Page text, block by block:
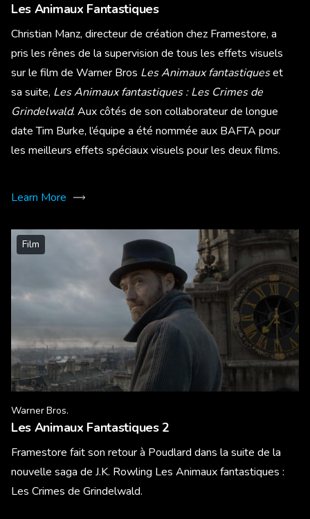
Les Animaux Fantastiques
Christian Manz, directeur de création chez Framestore, a
pris les rênes de la supervision de tous les effets visuels
sur le film de Warner Bros Les Animaux fantastiqueset
sa suite, Les Animaux fantastiques : Les Crimes de
Grindelwald. Aux côtés de son collaborateur de longue
date Tim Burke, l’équipe a été nommée aux BAFTA pour
les meilleurs effets spéciaux visuels pour les deux films.
Learn More
Film
Warner Bros.
Les Animaux Fantastiques 2
Framestore fait son retour à Poudlard dans la suite de la
nouvelle saga de J.K. Rowling Les Animaux fantastiques :
Les Crimes de Grindelwald.